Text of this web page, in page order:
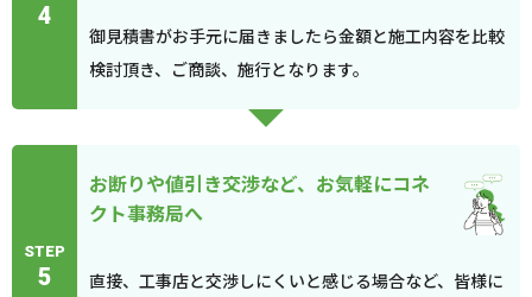
4
御見積書がお手元に届きましたら金額と施工内容を比較
検討頂き、ご商談、施行となります。
STEP
5
お断りや値引き交渉など、お気軽にコネ
クト事務局へ
直接、工事店と交渉しにくいと感じる場合など、皆様に